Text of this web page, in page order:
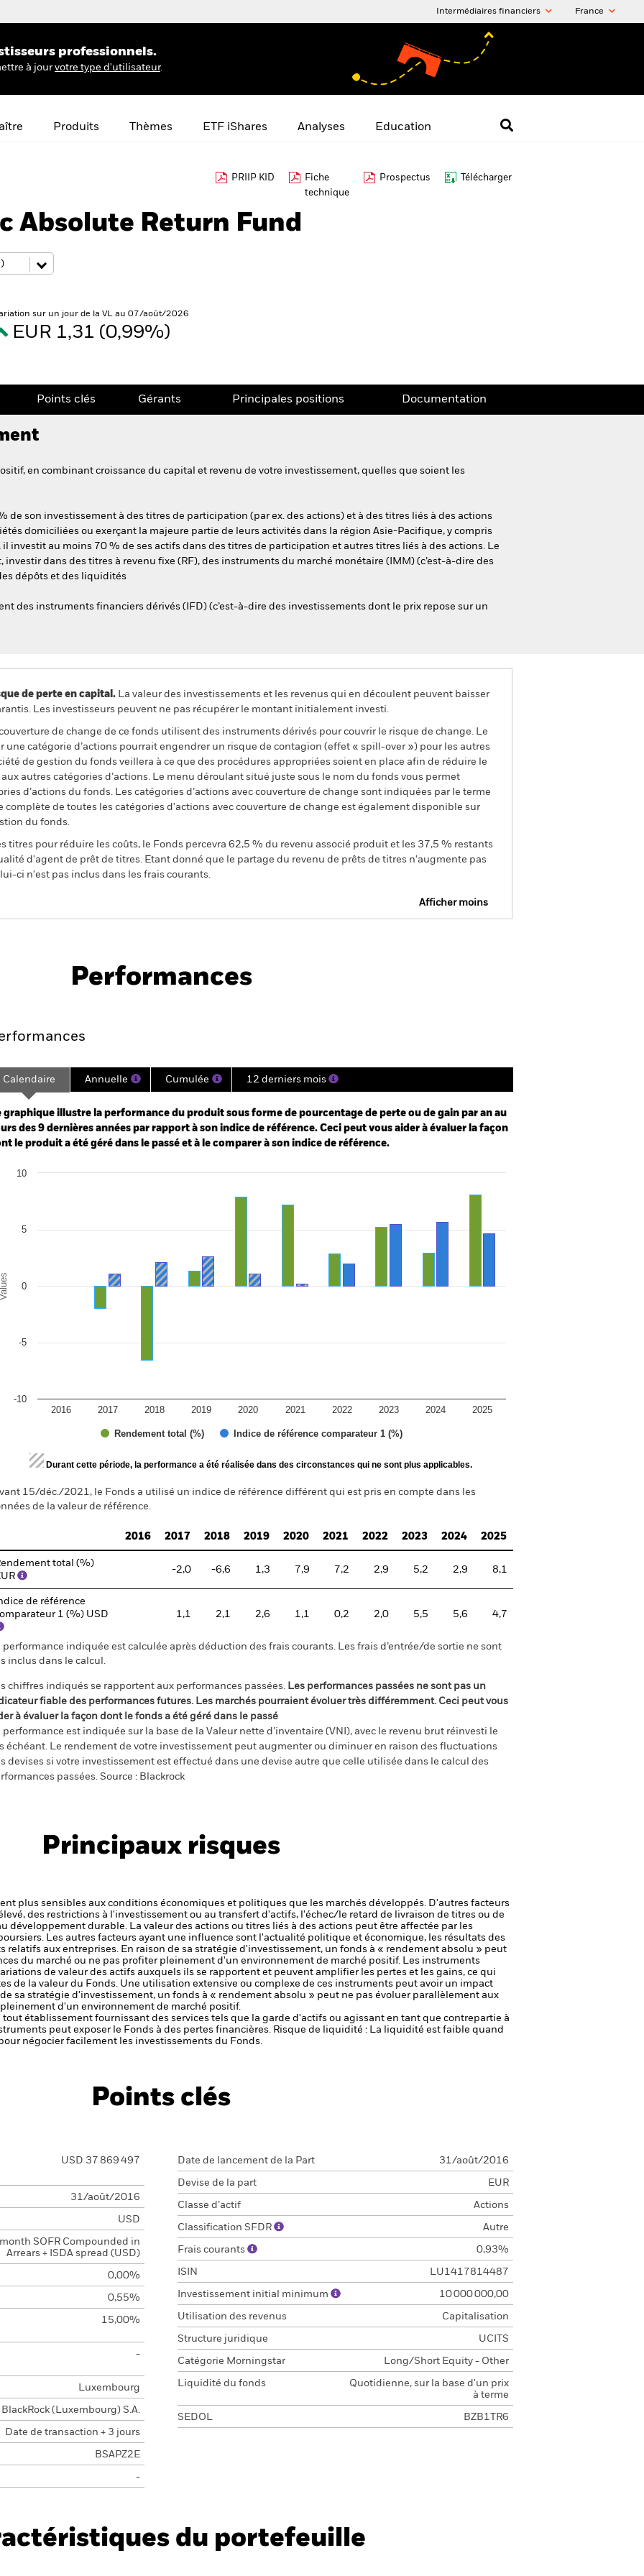
Intermédiaires financiers France
professionnels.
à jour votre type d'utilisateur.
Produits Thèmes ETF iShares Analyses Education
PRIIP KID
Fiche
technique
Prospectus Télécharger
Absolute Return Fund
sur un jour de la VL au 07/août/2026
EUR 1,31 (0,99%)
Points clés Gérants Principales positions Documentation
en combinant croissance du capital et revenu de votre investissement, quelles que soient les
de son investissement à des titres de participation (par ex. des actions) et à des titres liés à des actions
domiciliées ou exerçant la majeure partie de leurs activités dans la région Asie-Pacifique, y compris
il investit au moins 70 % de ses actifs dans des titres de participation et autres titres liés à des actions. Le
investir dans des titres à revenu fixe (RF), des instruments du marché monétaire (IMM) (c’est-à-dire des
dépôts et des liquidités
des instruments financiers dérivés (IFD) (c’est-à-dire des investissements dont le prix repose sur un
de perte en capital. La valeur des investissements et les revenus qui en découlent peuvent baisser
Les investisseurs peuvent ne pas récupérer le montant initialement investi.
couverture de change de ce fonds utilisent des instruments dérivés pour couvrir le risque de change. Le
une catégorie d’actions pourrait engendrer un risque de contagion (effet « spill-over ») pour les autres
de gestion du fonds veillera à ce que des procédures appropriées soient en place afin de réduire le
autres catégories d’actions. Le menu déroulant situé juste sous le nom du fonds vous permet
d’actions du fonds. Les catégories d’actions avec couverture de change sont indiquées par le terme
de toutes les catégories d'actions avec couverture de change est également disponible sur
du fonds.
titres pour réduire les coûts, le Fonds percevra 62,5 % du revenu associé produit et les 37,5 % restants
d'agent de prêt de titres. Etant donné que le partage du revenu de prêts de titres n'augmente pas
ci n'est pas inclus dans les frais courants.
Afficher moins
Performances
2016-07-01 00:00:00 to 2026-07-31 00:00:00.
-40 to 80.
Calendaire Annuelle Cumulée 12 derniers mois
graphique illustre la performance du produit sous forme de pourcentage de perte ou de gain par an au
des 9 dernières années par rapport à son indice de référence. Ceci peut vous aider à évaluer la façon
le produit a été géré dans le passé et à le comparer à son indice de référence.
chart with 2 data series.
Values
Rendement total (%) Indice de référence comparateur 1 (%)
2016 2017 2018 2019 2020 2021 2022 2023 2024 2025
-10
-5
0
5
10
of interactive chart.
Durant cette période, la performance a été réalisée dans des circonstances qui ne sont plus applicables.
15/déc./2021, le Fonds a utilisé un indice de référence différent qui est pris en compte dans les
de la valeur de référence.
2016 2017 2018 2019 2020 2021 2022 2023 2024 2025
total (%)
-2,0 -6,6 1,3 7,9 7,2 2,9 5,2 2,9 8,1
de référence
1 (%) USD
1,1 2,1 2,6 1,1 0,2 2,0 5,5 5,6 4,7
performance indiquée est calculée après déduction des frais courants. Les frais d’entrée/de sortie ne sont
inclus dans le calcul.
chiffres indiqués se rapportent aux performances passées. Les performances passées ne sont pas un
fiable des performances futures. Les marchés pourraient évoluer très différemment. Ceci peut vous
à évaluer la façon dont le fonds a été géré dans le passé
performance est indiquée sur la base de la Valeur nette d’inventaire (VNI), avec le revenu brut réinvesti le
échéant. Le rendement de votre investissement peut augmenter ou diminuer en raison des fluctuations
devises si votre investissement est effectué dans une devise autre que celle utilisée dans le calcul des
passées. Source : Blackrock
Principaux risques
plus sensibles aux conditions économiques et politiques que les marchés développés. D'autres facteurs
des restrictions à l'investissement ou au transfert d'actifs, l'échec/le retard de livraison de titres ou de
développement durable. La valeur des actions ou titres liés à des actions peut être affectée par les
Les autres facteurs ayant une influence sont l'actualité politique et économique, les résultats des
relatifs aux entreprises. En raison de sa stratégie d'investissement, un fonds à « rendement absolu » peut
du marché ou ne pas profiter pleinement d'un environnement de marché positif. Les instruments
de valeur des actifs auxquels ils se rapportent et peuvent amplifier les pertes et les gains, ce qui
de la valeur du Fonds. Une utilisation extensive ou complexe de ces instruments peut avoir un impact
de sa stratégie d'investissement, un fonds à « rendement absolu » peut ne pas évoluer parallèlement aux
d'un environnement de marché positif.
établissement fournissant des services tels que la garde d'actifs ou agissant en tant que contrepartie à
peut exposer le Fonds à des pertes financières. Risque de liquidité : La liquidité est faible quand
négocier facilement les investissements du Fonds.
Points clés
USD 37 869 497
31/août/2016
USD
SOFR Compounded in
Arrears + ISDA spread (USD)
0,00%
0,55%
15,00%
-
Luxembourg
BlackRock (Luxembourg) S.A.
Date de transaction + 3 jours
BSAPZ2E
-
Date de lancement de la Part 31/août/2016
Devise de la part EUR
Classe d’actif Actions
Classification SFDR Autre
Frais courants 0,93%
ISIN LU1417814487
Investissement initial minimum 10 000 000,00
Utilisation des revenus Capitalisation
Structure juridique UCITS
Catégorie Morningstar Long/Short Equity - Other
Liquidité du fonds
Quotidienne, sur la base d'un prix
à terme
SEDOL BZB1TR6
du portefeuille